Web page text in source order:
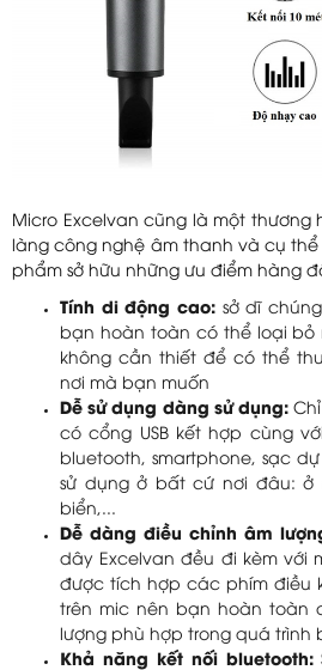
Micro Excelvan cũng là một thương
làng công nghệ âm thanh và cụ thể
phẩm sở hữu những ưu điểm hàng
Tính di động cao: sở dĩ
bạn hoàn toàn có thể loại bỏ
không cần thiết để có thể
nơi mà bạn muốn
Dễ sử dụng dàng sử dụng:Chỉ
có cổng USB kết hợp cùng
bluetooth, smartphone, sạc
sử dụng ở bất cứ nơi đâu: ở
biển,...
Dễ dàng điều chỉnh âm
dây Excelvan đều đi kèm với
được tích hợp các phím điều
trên mic nên bạn hoàn toàn
lượng phù hợp trong quá trình
Khả năng kết nối bluetooth: